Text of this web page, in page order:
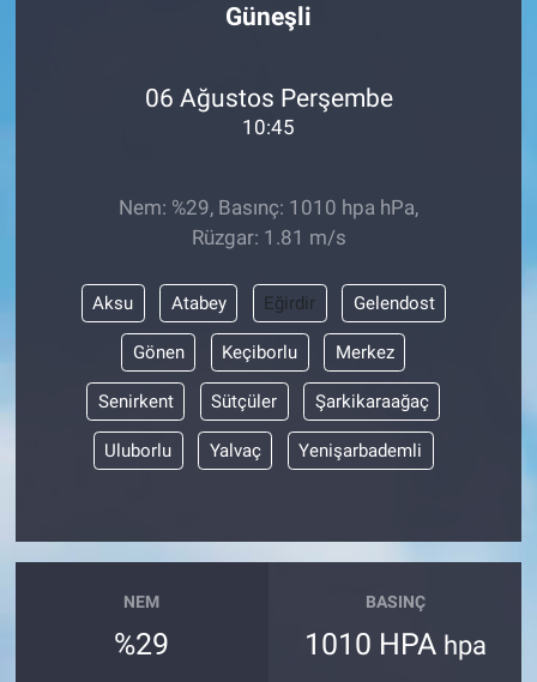
Güneşli
06 Ağustos Perşembe
10:45
Nem: %29, Basınç: 1010 hpa hPa,
Rüzgar: 1.81 m/s
Aksu Atabey Eğirdir Gelendost
Gönen Keçiborlu Merkez
Senirkent Sütçüler Şarkikaraağaç
Uluborlu Yalvaç Yenişarbademli
NEM
%29
BASINÇ
1010 HPA hpa